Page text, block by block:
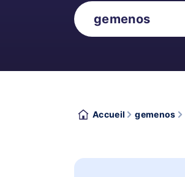
Accueil gemenos